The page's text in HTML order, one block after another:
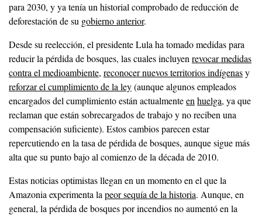
para 2030, y ya tenía un historial comprobado de reducción de
deforestación de su gobierno anterior.
Desde su reelección, el presidente Lula ha tomado medidas para
reducir la pérdida de bosques, las cuales incluyen revocar medidas
contra el medioambiente, reconocer nuevos territorios indígenasy
reforzar el cumplimiento de la ley(aunque algunos empleados
encargados del cumplimiento están actualmenteen huelga, ya que
reclaman que están sobrecargados de trabajo y no reciben una
compensación suficiente). Estos cambios parecen estar
repercutiendo en la tasa de pérdida de bosques, aunque sigue más
alta que su punto bajo al comienzo de la década de 2010.
Estas noticias optimistas llegan en un momento en el que la
Amazonia experimenta la peor sequía de la historia. Aunque, en
general, la pérdida de bosques por incendios no aumentó en la